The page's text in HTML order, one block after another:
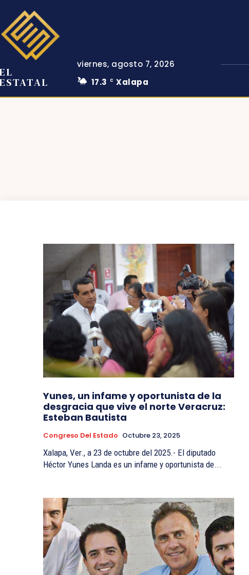
EL
ESTATAL
viernes, agosto 7, 2026
17.3
C Xalapa
Yunes, un infame y oportunista de la
desgracia que vive el norte Veracruz:
Esteban Bautista
Congreso Del Estado Octubre 23, 2025
Xalapa, Ver., a 23 de octubre del 2025.- El diputado
Héctor Yunes Landa es un infame y oportunista de...